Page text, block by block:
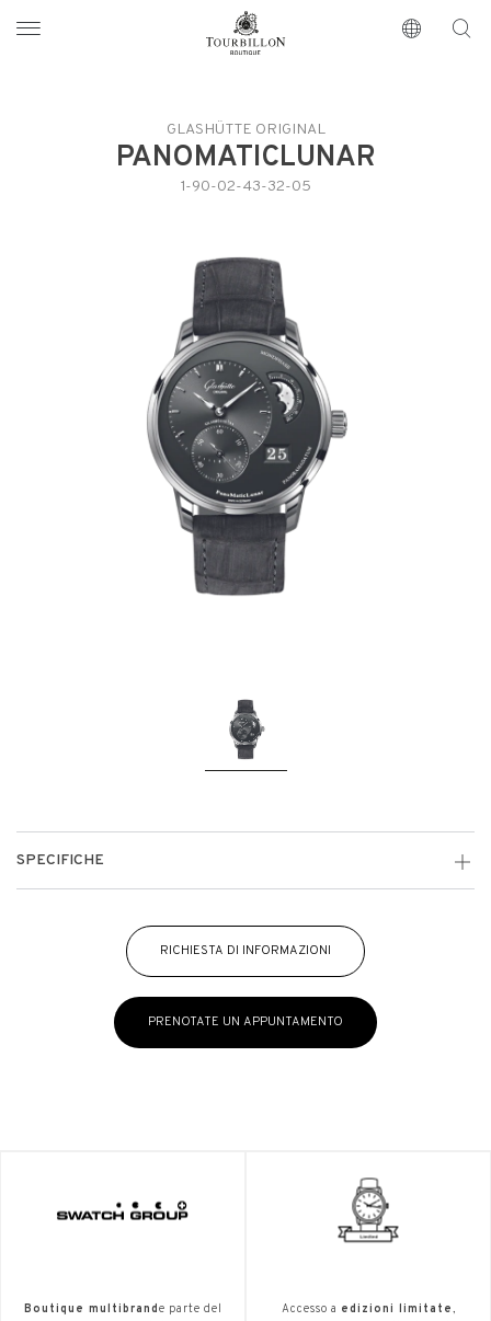
https://www.tourbillon.com/index.php/it
GLASHÜTTE ORIGINAL
PANOMATICLUNAR
1-90-02-43-32-05
SPECIFICHE
RICHIESTA DI INFORMAZIONI
PRENOTATE UN APPUNTAMENTO
Boutique multibrand e parte del
Accesso a edizioni limitate,